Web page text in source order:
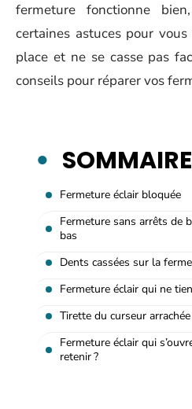
fermeture fonctionne
certaines astuces pour
place et ne se casse pas
conseils pour réparer vos
SOMMAIRE
Fermeture éclair bloquée
Fermeture sans arrêts de
bas
Dents cassées sur la
Fermeture éclair qui ne
Tirette du curseur arrachée
Fermeture éclair qui
retenir ?